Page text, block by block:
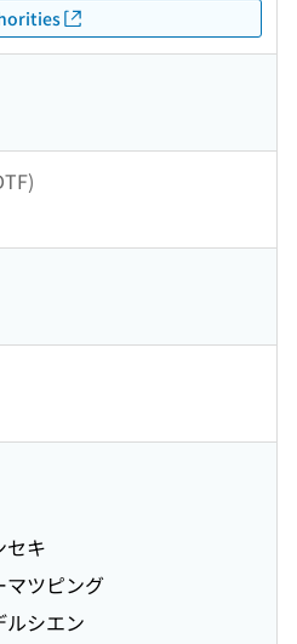
セキ
マツピング
ルシエン